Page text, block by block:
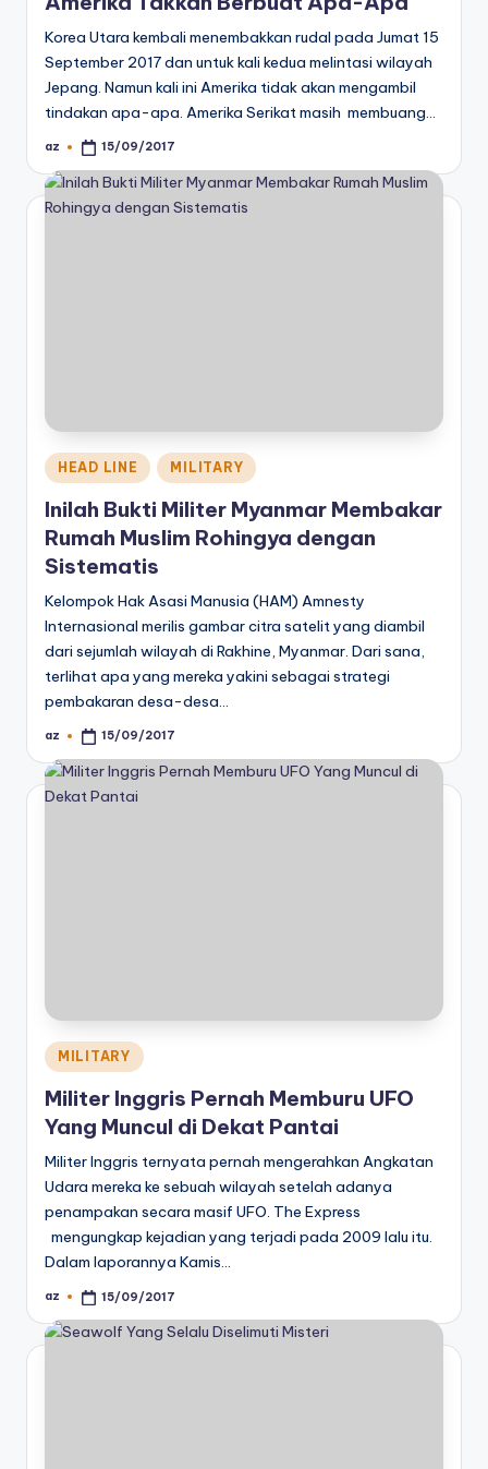
Korea Utara kembali menembakkan rudal pada Jumat 15
September 2017 dan untuk kali kedua melintasi wilayah
Jepang. Namun kali ini Amerika tidak akan mengambil
tindakan apa-apa. Amerika Serikat masih membuang…
Posted
az 15/09/2017
Posted
in
HEAD LINE MILITARY
Inilah Bukti Militer Myanmar Membakar
Rumah Muslim Rohingya dengan
Sistematis
Kelompok Hak Asasi Manusia (HAM) Amnesty
Internasional merilis gambar citra satelit yang diambil
dari sejumlah wilayah di Rakhine, Myanmar. Dari sana,
terlihat apa yang mereka yakini sebagai strategi
pembakaran desa-desa…
Posted
az 15/09/2017
Posted
in
MILITARY
Militer Inggris Pernah Memburu UFO
Yang Muncul di Dekat Pantai
Militer Inggris ternyata pernah mengerahkan Angkatan
Udara mereka ke sebuah wilayah setelah adanya
penampakan secara masif UFO. The Express
mengungkap kejadian yang terjadi pada 2009 lalu itu.
Dalam laporannya Kamis…
Posted
az 15/09/2017